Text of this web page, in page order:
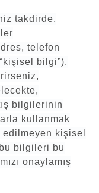
takdirde,
telefon
bilgi”).
bilgilerinin
kullanmak
kişisel
bilgileri bu
onaylamış